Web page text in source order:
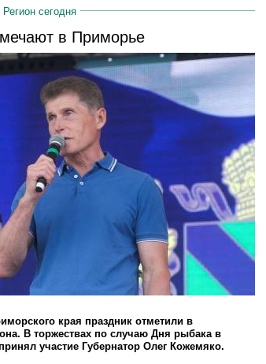
Регион сегодня
в Приморье
края праздник отметили в
В торжествах по случаю Дня рыбака в
участие Губернатор Олег Кожемяко.